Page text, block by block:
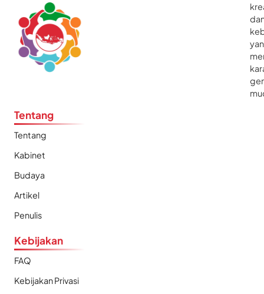
Tentang
Tentang
Kabinet
Budaya
Artikel
Penulis
Kebijakan
FAQ
Kebijakan Privasi